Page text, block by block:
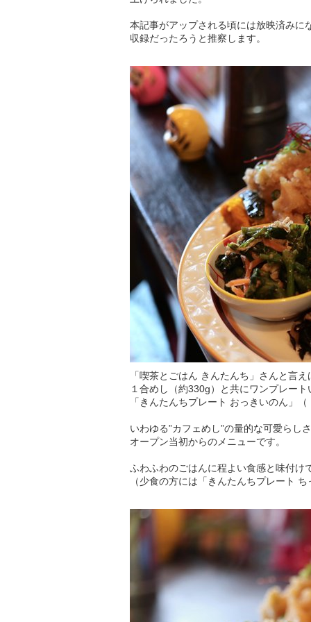
本記事がアップされる頃には放映済みに
収録だったろうと推察します。
「喫茶とごはん きんたんち」さんと言
１合めし（約330g）と共にワンプレー
「きんたんちプレート おっきいのん」
いわゆる”カフェめし”の量的な可愛らし
オープン当初からのメニューです。
ふわふわのごはんに程よい食感と味付け
（少食の方には「きんたんちプレート